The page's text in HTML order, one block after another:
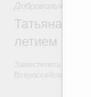
Татьяна
летием
Заместитель
Всероссийского